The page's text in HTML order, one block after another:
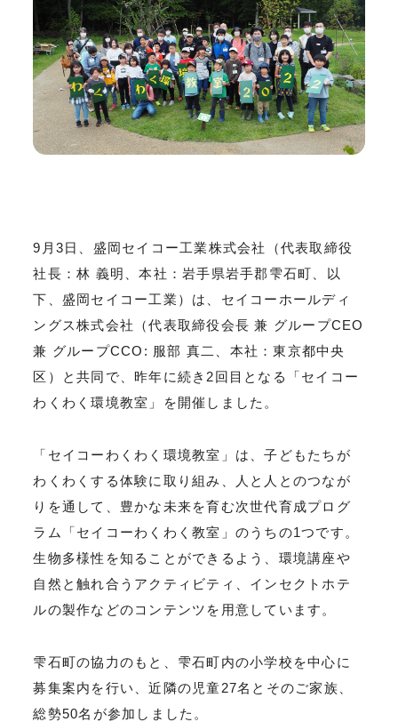
9月3日、盛岡セイコー工業株式会社（代表取締役
社長：林 義明、本社：岩手県岩手郡雫石町、以
下、盛岡セイコー工業）は、セイコーホールディ
ングス株式会社（代表取締役会長 兼 グループCEO
兼 グループCCO: 服部 真二、本社：東京都中央
区）と共同で、昨年に続き2回目となる「セイコー
わくわく環境教室」を開催しました。
「セイコーわくわく環境教室」は、子どもたちが
わくわくする体験に取り組み、人と人とのつなが
りを通して、豊かな未来を育む次世代育成プログ
ラム「セイコーわくわく教室」のうちの1つです。
生物多様性を知ることができるよう、環境講座や
自然と触れ合うアクティビティ、インセクトホテ
ルの製作などのコンテンツを用意しています。
雫石町の協力のもと、雫石町内の小学校を中心に
募集案内を行い、近隣の児童27名とそのご家族、
総勢50名が参加しました。